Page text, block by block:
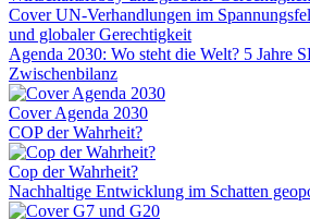
Cover UN-Verhandlungen im
und globaler Gerechtigkeit
Agenda 2030: Wo steht die Welt? 5 Jahre
Zwischenbilanz
Cover Agenda 2030
COP der Wahrheit?
Cop der Wahrheit?
Nachhaltige Entwicklung im Schatten